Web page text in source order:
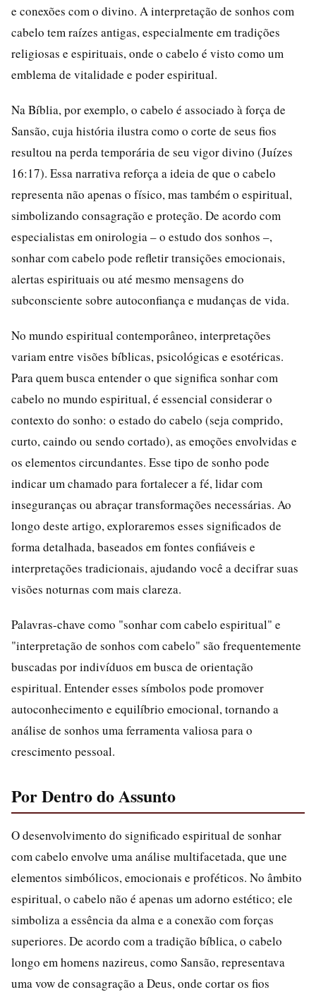
e conexões com o divino. A interpretação de sonhos com
cabelo tem raízes antigas, especialmente em tradições
religiosas e espirituais, onde o cabelo é visto como um
emblema de vitalidade e poder espiritual.
Na Bíblia, por exemplo, o cabelo é associado à força de
Sansão, cuja história ilustra como o corte de seus fios
resultou na perda temporária de seu vigor divino (Juízes
16:17). Essa narrativa reforça a ideia de que o cabelo
representa não apenas o físico, mas também o espiritual,
simbolizando consagração e proteção. De acordo com
especialistas em onirologia – o estudo dos sonhos –,
sonhar com cabelo pode refletir transições emocionais,
alertas espirituais ou até mesmo mensagens do
subconsciente sobre autoconfiança e mudanças de vida.
No mundo espiritual contemporâneo, interpretações
variam entre visões bíblicas, psicológicas e esotéricas.
Para quem busca entender o que significa sonhar com
cabelo no mundo espiritual, é essencial considerar o
contexto do sonho: o estado do cabelo (seja comprido,
curto, caindo ou sendo cortado), as emoções envolvidas e
os elementos circundantes. Esse tipo de sonho pode
indicar um chamado para fortalecer a fé, lidar com
inseguranças ou abraçar transformações necessárias. Ao
longo deste artigo, exploraremos esses significados de
forma detalhada, baseados em fontes confiáveis e
interpretações tradicionais, ajudando você a decifrar suas
visões noturnas com mais clareza.
Palavras-chave como "sonhar com cabelo espiritual" e
"interpretação de sonhos com cabelo" são frequentemente
buscadas por indivíduos em busca de orientação
espiritual. Entender esses símbolos pode promover
autoconhecimento e equilíbrio emocional, tornando a
análise de sonhos uma ferramenta valiosa para o
crescimento pessoal.
Por Dentro do Assunto
O desenvolvimento do significado espiritual de sonhar
com cabelo envolve uma análise multifacetada, que une
elementos simbólicos, emocionais e proféticos. No âmbito
espiritual, o cabelo não é apenas um adorno estético; ele
simboliza a essência da alma e a conexão com forças
superiores. De acordo com a tradição bíblica, o cabelo
longo em homens nazireus, como Sansão, representava
uma vow de consagração a Deus, onde cortar os fios